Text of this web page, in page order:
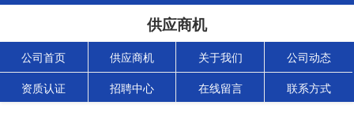
供应商机
公司首页 供应商机 关于我们 公司动态
资质认证 招聘中心 在线留言 联系方式